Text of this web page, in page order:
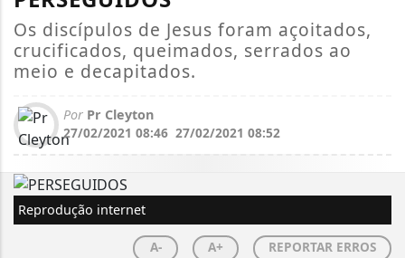
Os discípulos de Jesus foram açoitados,
crucificados, queimados, serrados ao
meio e decapitados.
Por Pr Cleyton
27/02/2021 08:46 27/02/2021 08:52
Reprodução internet
A- A+ REPORTAR ERROS